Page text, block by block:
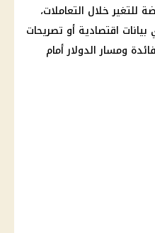
للتغير خلال التعاملات،
اقتصادية أو تصريحات
ومسار الدولار أمام